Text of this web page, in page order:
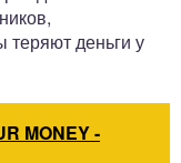
деньги у
MONEY -